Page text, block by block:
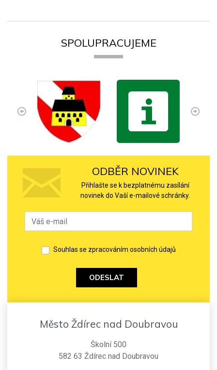
SPOLUPRACUJEME
ODBĚR NOVINEK
Přihlašte se k bezplatnému zasílání
novinek do Vaší e-mailové schránky.
Souhlas se zpracováním osobních údajů
ODESLAT
Město Ždírec nad Doubravou
Školní 500
582 63 Ždírec nad Doubravou